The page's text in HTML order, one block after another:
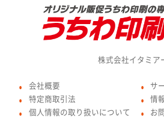
株式会社イタミア
● 会社概要
● 特定商取引法
● 個人情報の取り扱いについて
● サ
● 情
● お